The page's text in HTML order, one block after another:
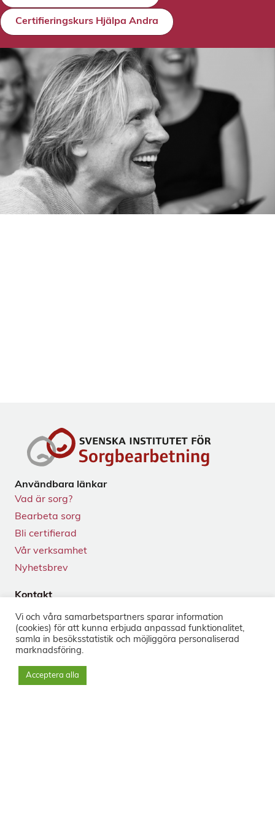
Certifieringskurs Hjälpa Andra
Användbara länkar
Vad är sorg?
Bearbeta sorg
Bli certifierad
Vår verksamhet
Nyhetsbrev
Kontakt
113 59 Stockholm
+46 8-33 50 40
info@sorg.se
Sociala medier
Vi och våra samarbets­partners sparar information
(cookies) för att kunna erbjuda anpassad funktionalitet,
samla in besöks­statistik och möjliggöra personaliserad
marknads­föring.
Acceptera alla